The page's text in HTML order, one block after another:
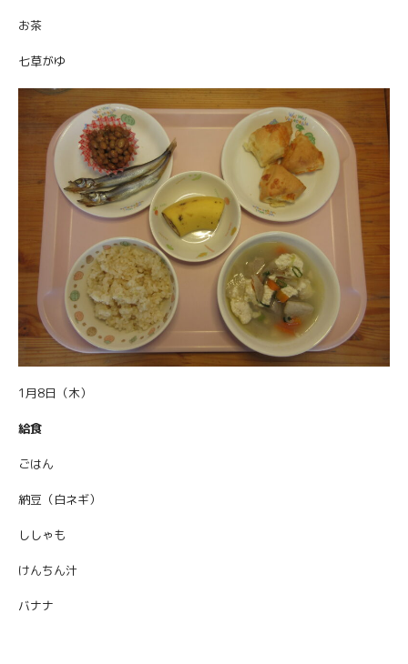
お茶
七草がゆ
1月8日（木）
給食
ごはん
納豆（白ネギ）
ししゃも
けんちん汁
バナナ